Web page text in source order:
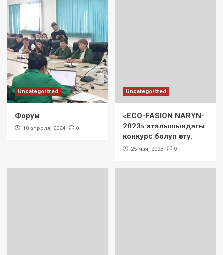
Uncategorized
Форум
18 апреля, 2024 0
Uncategorized
«ECO-FASION NARYN-
2023» аталышындагы
конкурс болуп өттү.
25 мая, 2023 0